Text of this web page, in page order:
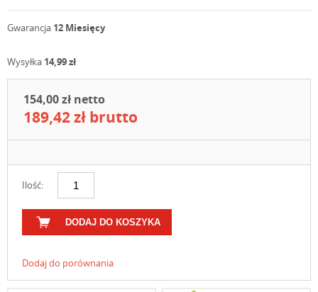
Gwarancja 12 Miesięcy
Wysyłka 14,99 zł
154,00 zł netto
189,42 zł brutto
Ilość:
DODAJ DO KOSZYKA
Dodaj do porównania